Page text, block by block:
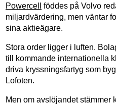
Powercell
föddes på Volvo
miljardvärdering, men väntar
sina aktieägare.
Stora order ligger i luften.
till kommande internationella
driva kryssningsfartyg som
Lofoten.
Men om avslöjandet stämmer